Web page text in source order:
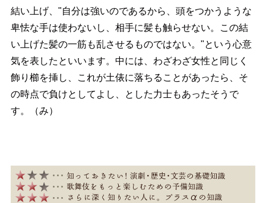
結い上げ、"自分は強いのであるから、頭をつかうような
卑怯な手は使わないし、相手に髪も触らせない。この結
い上げた髪の一筋も乱させるものではない。"という心意
気を表したといいます。中には、わざわざ女性と同じく
飾り櫛を挿し、これが土俵に落ちることがあったら、そ
の時点で負けとしてよし、とした力士もあったそうで
す。（み）